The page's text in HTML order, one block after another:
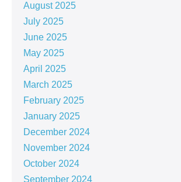
August 2025
July 2025
June 2025
May 2025
April 2025
March 2025
February 2025
January 2025
December 2024
November 2024
October 2024
September 2024